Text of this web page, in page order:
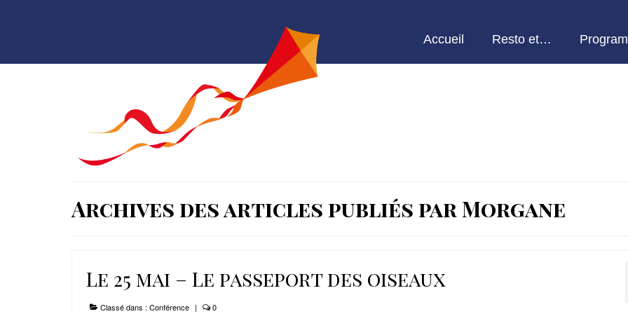
Accueil Resto et…
Archives des articles publiés par Morgane
Le 25 mai – Le passeport des oiseaux
Classé dans : Conférence | 0